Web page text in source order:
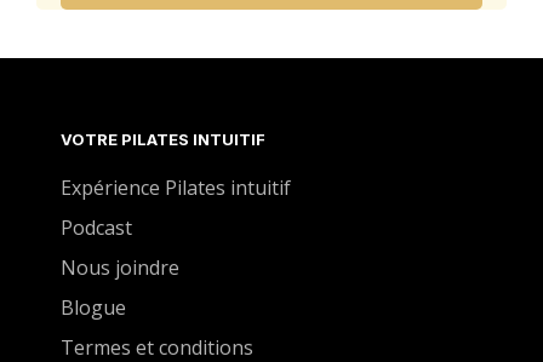
VOTRE PILATES INTUITIF
Expérience Pilates intuitif
Podcast
Nous joindre
Blogue
Termes et conditions